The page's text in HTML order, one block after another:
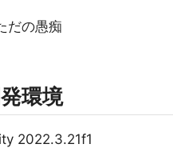
だの愚痴
環境
2022.3.21f1